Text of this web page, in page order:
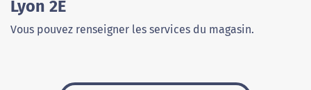
Lyon 2E
Vous pouvez renseigner les services du magasin.